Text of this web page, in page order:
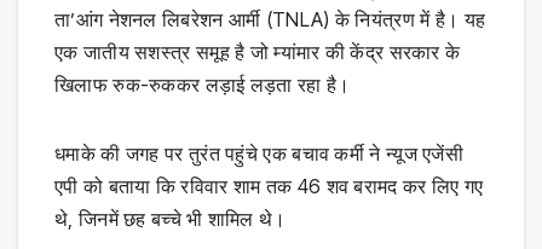
ता’आंग नेशनल लिबरेशन आर्मी (TNLA) के नियंत्रण में है। यह
एक जातीय सशस्त्र समूह है जो म्यांमार की केंद्र सरकार के
खिलाफ रुक-रुककर लड़ाई लड़ता रहा है।
धमाके की जगह पर तुरंत पहुंचे एक बचाव कर्मी ने न्यूज एजेंसी
एपी को बताया कि रविवार शाम तक 46 शव बरामद कर लिए गए
थे, जिनमें छह बच्चे भी शामिल थे।